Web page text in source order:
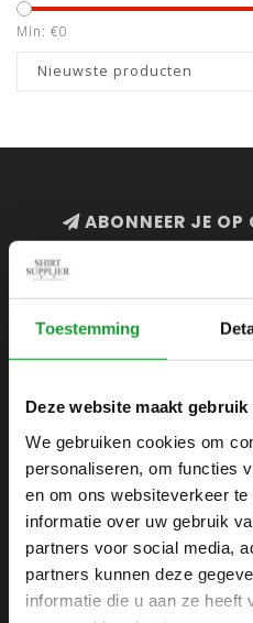
Toestemming
Deze website maakt
We gebruiken cookies om
personaliseren, om functies
en om ons websiteverkeer
informatie over uw gebruik
partners voor social media,
partners kunnen deze
informatie die u aan ze heeft
Min: €0
Nieuwste producten
ABONNEER JE OP
Webshop
+31 6